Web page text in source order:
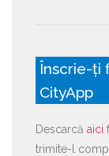
Înscrie-ți
CityApp
Descarcă aici
trimite-l